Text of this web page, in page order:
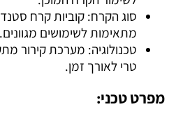
מתאימות לשימושים מגוונים.
טכנולוגיה: מערכת קירור
טרי לאורך זמן.
מפרט טכני: